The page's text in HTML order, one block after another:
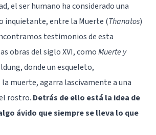
el ser humano ha considerado una
inquietante, entre la Muerte (Thanatos)
testimonios de esta
obras del siglo XVI, comoMuerte y
donde un esqueleto,
muerte, agarra lascivamente a una
rostro. Detrás de ello está la idea de
ávido que siempre se lleva lo que